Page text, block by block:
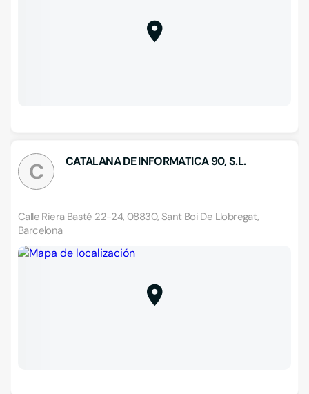
C CATALANA DE INFORMATICA 90, S.L.
Calle Riera Basté 22-24, 08830, Sant Boi De Llobregat,
Barcelona